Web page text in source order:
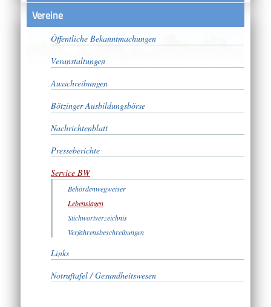
VereineSatzungen
Öffentliche Bekanntmachungen
Veranstaltungen
Ausschreibungen
Bötzinger Ausbildungsbörse
Nachrichtenblatt
Presseberichte
Service BW
Behördenwegweiser
Lebenslagen
Stichwortverzeichnis
Verfahrensbeschreibungen
Links
Notruftafel / Gesundheitswesen